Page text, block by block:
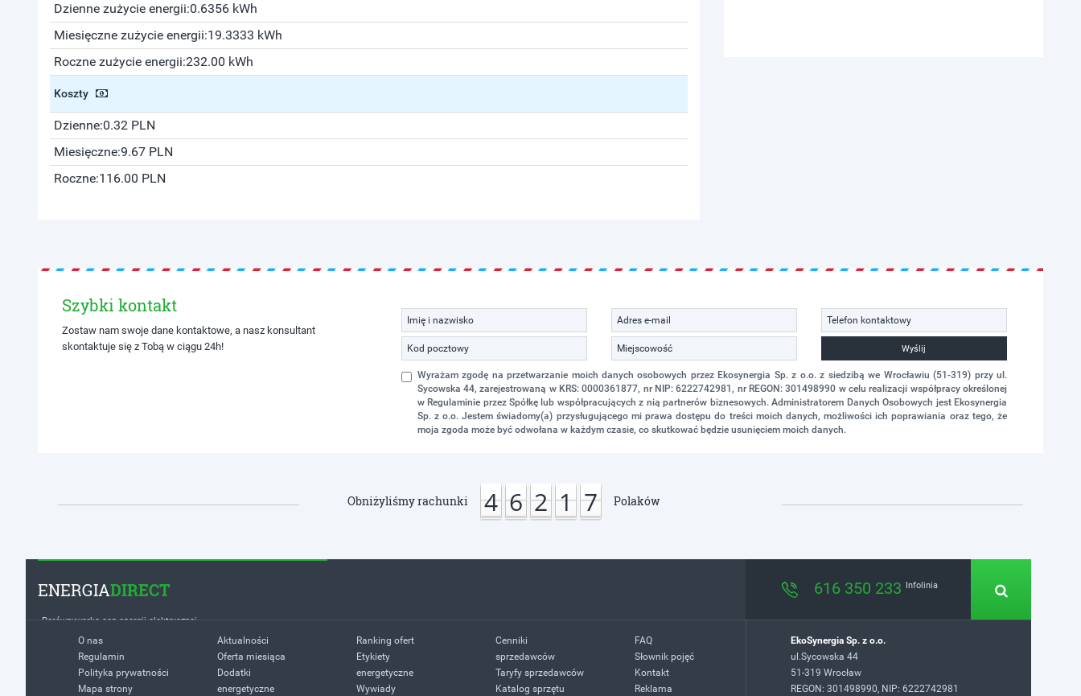
Dzienne zużycie energii:0.6356 kWh
Miesięczne zużycie energii:19.3333 kWh
Roczne zużycie energii:232.00 kWh
Koszty
Dzienne:0.32 PLN
Miesięczne:9.67 PLN
Roczne:116.00 PLN
Szybki kontakt
Zostaw nam swoje dane kontaktowe, a nasz konsultant
skontaktuje się z Tobą w ciągu 24h!
Wyślij
Wyrażam zgodę na przetwarzanie moich danych osobowych przez Ekosynergia Sp. z o.o. z siedzibą we Wrocławiu (51-319) przy ul.
Sycowska 44, zarejestrowaną w KRS: 0000361877, nr NIP: 6222742981, nr REGON: 301498990 w celu realizacji współpracy określonej
w Regulaminie przez Spółkę lub współpracujących z nią partnerów biznesowych. Administratorem Danych Osobowych jest Ekosynergia
Sp. z o.o. Jestem świadomy(a) przysługującego mi prawa dostępu do treści moich danych, możliwości ich poprawiania oraz tego, że
moja zgoda może być odwołana w każdym czasie, co skutkować będzie usunięciem moich danych.
Obniżyliśmy rachunki 4 6 2 1 7 Polaków
ENERGIADIRECT
Porównywarka cen energii elektrycznej
616 350 233 Infolinia
O nas
Regulamin
Polityka prywatności
Mapa strony
Aktualności
Oferta miesiąca
Dodatki
energetyczne
Ranking ofert
Etykiety
energetyczne
Wywiady
Cenniki
sprzedawców
Taryfy sprzedawców
Katalog sprzętu
FAQ
Słownik pojęć
Kontakt
Reklama
EkoSynergia Sp. z o.o.
ul.Sycowska 44
51-319 Wrocław
REGON: 301498990, NIP: 6222742981